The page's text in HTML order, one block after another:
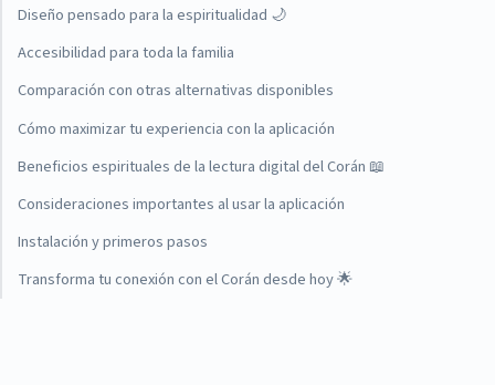
Diseño pensado para la espiritualidad 🌙
Accesibilidad para toda la familia
Comparación con otras alternativas disponibles
Cómo maximizar tu experiencia con la aplicación
Beneficios espirituales de la lectura digital del Corán 📖
Consideraciones importantes al usar la aplicación
Instalación y primeros pasos
Transforma tu conexión con el Corán desde hoy 🌟